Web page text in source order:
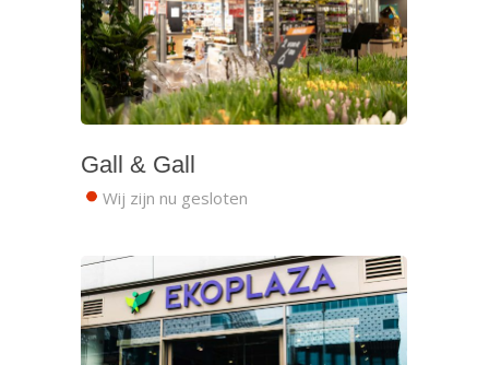
Gall & Gall
Wij zijn nu gesloten